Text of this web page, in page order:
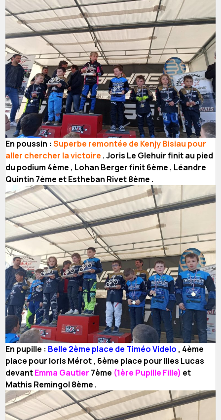
En poussin : Superbe remontée de Kenjy Bisiau pour
aller chercher la victoire . Joris Le Glehuir finit au pied
du podium 4ème , Lohan Berger finit 6ème , Léandre
Quintin 7ème et Estheban Rivet 8ème .
En pupille : Belle 2ème place de Timéo Videlo , 4ème
place pour loris Mérot , 6ème place pour Ilies Lucas
devantEmma Gautier 7ème (1ère Pupille Fille) et
Mathis Remingol 8ème .